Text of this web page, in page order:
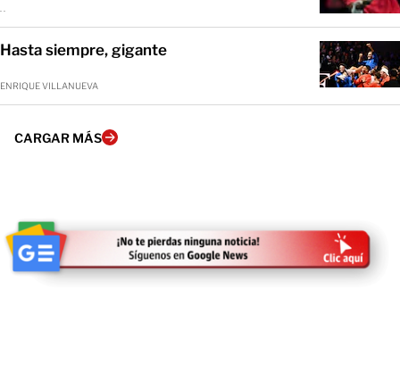
Hasta siempre, gigante
ENRIQUE VILLANUEVA
CARGAR MÁS